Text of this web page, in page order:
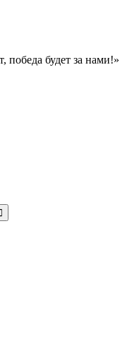
победа будет за нами!»
победа будет за нами!»